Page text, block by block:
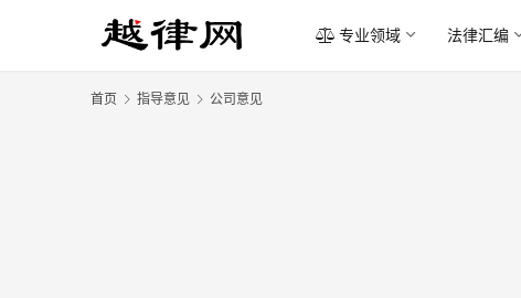
专业领域 法律汇编
首页 指导意见 公司意见